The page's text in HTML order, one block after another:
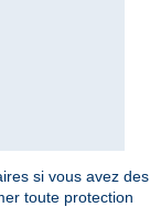
si vous avez des
toute protection